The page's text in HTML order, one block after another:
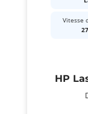
Vitesse
HP